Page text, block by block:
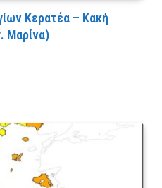
Κερατέα – Κακή
Μαρίνα)